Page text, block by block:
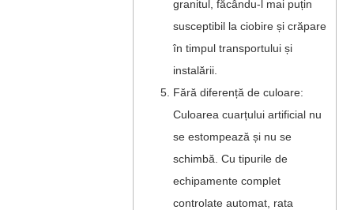
granitul, făcându-l mai puțin
susceptibil la ciobire și crăpare
în timpul transportului și
instalării.
Fără diferență de culoare:
Culoarea cuarțului artificial nu
se estompează și nu se
schimbă. Cu tipurile de
echipamente complet
controlate automat, rata